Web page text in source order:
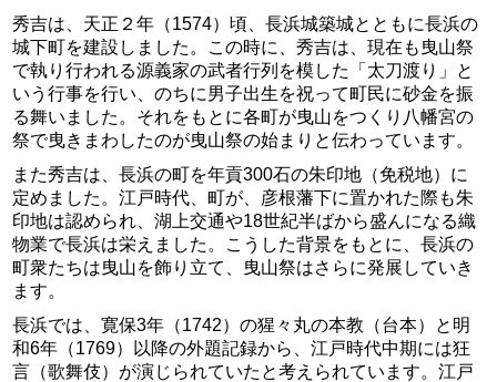
秀吉は、天正２年（1574）頃、長浜城築城とともに長浜の
城下町を建設しました。この時に、秀吉は、現在も曳山祭
で執り行われる源義家の武者行列を模した「太刀渡り」と
いう行事を行い、のちに男子出生を祝って町民に砂金を振
る舞いました。それをもとに各町が曳山をつくり八幡宮の
祭で曳きまわしたのが曳山祭の始まりと伝わっています。
また秀吉は、長浜の町を年貢300石の朱印地（免税地）に
定めました。江戸時代、町が、彦根藩下に置かれた際も朱
印地は認められ、湖上交通や18世紀半ばから盛んになる織
物業で長浜は栄えました。こうした背景をもとに、長浜の
町衆たちは曳山を飾り立て、曳山祭はさらに発展していき
ます。
長浜では、寛保3年（1742）の猩々丸の本教（台本）と明
和6年（1769）以降の外題記録から、江戸時代中期には狂
言（歌舞伎）が演じられていたと考えられています。江戸